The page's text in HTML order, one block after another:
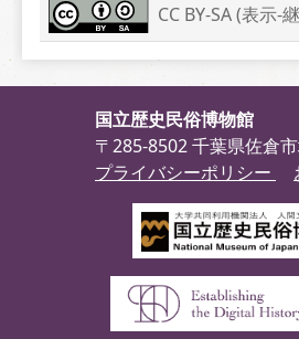
CC BY-SA (表示-
国立歴史民俗博物館
〒285-8502 千葉県佐倉
プライバシーポリシー